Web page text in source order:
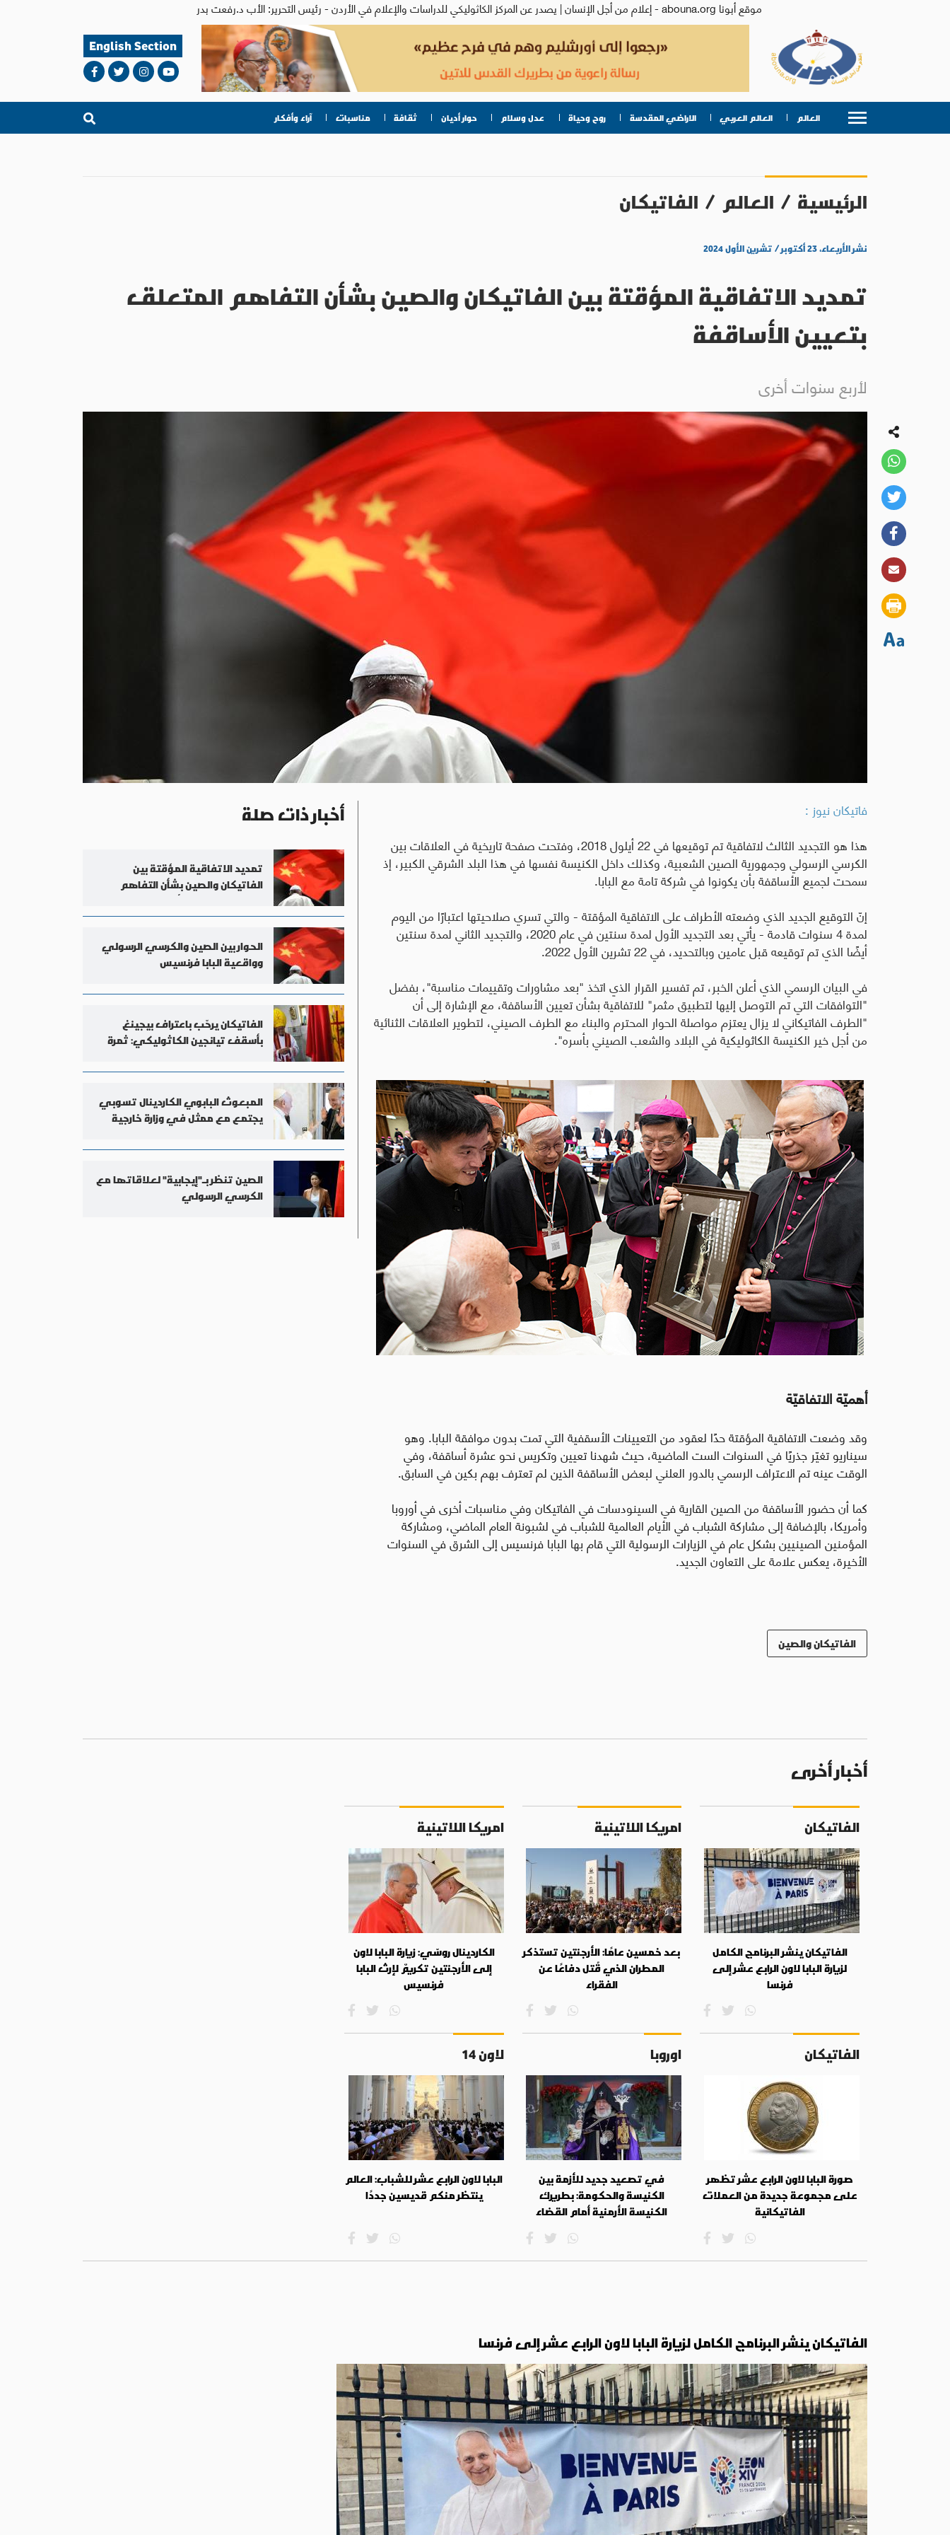
موقع أبونا abouna.org - إعلام من أجل الإنسان | يصدر عن المركز الكاثوليكي للدراسات والإعلام في الأردن - رئيس التحرير: الأب د.رفعت بدر
English Section
العالم العالم العربي الاراضي المقدسة روح وحياة عدل وسلام حوار أديان ثقافة مناسبات آراء وأفكار
الرئيسية / العالم / الفاتيكان
نشر الأربعاء، ٢٣ أكتوبر / تشرين الأول ٢٠٢٤
تمديد الاتفاقية المؤقتة بين الفاتيكان والصين بشأن التفاهم المتعلق
بتعيين الأساقفة
لأربع سنوات أخرى
فاتيكان نيوز :
هذا هو التجديد الثالث لاتفاقية تم توقيعها في 22 أيلول 2018، وفتحت صفحة تاريخية في العلاقات بين
الكرسي الرسولي وجمهورية الصين الشعبية، وكذلك داخل الكنيسة نفسها في هذا البلد الشرقي الكبير، إذ
سمحت لجميع الأساقفة بأن يكونوا في شركة تامة مع البابا.
إنّ التوقيع الجديد الذي وضعته الأطراف على الاتفاقية المؤقتة - والتي تسري صلاحيتها اعتبارًا من اليوم
لمدة 4 سنوات قادمة - يأتي بعد التجديد الأول لمدة سنتين في عام 2020، والتجديد الثاني لمدة سنتين
أيضًا الذي تم توقيعه قبل عامين وبالتحديد، في 22 تشرين الأول 2022.
في البيان الرسمي الذي أعلن الخبر، تم تفسير القرار الذي اتخذ "بعد مشاورات وتقييمات مناسبة"، بفضل
"التوافقات التي تم التوصل إليها لتطبيق مثمر" للاتفاقية بشأن تعيين الأساقفة، مع الإشارة إلى أن
"الطرف الفاتيكاني لا يزال يعتزم مواصلة الحوار المحترم والبناء مع الطرف الصيني، لتطوير العلاقات الثنائية
من أجل خير الكنيسة الكاثوليكية في البلاد والشعب الصيني بأسره".
أهميّة الاتفاقيّة
وقد وضعت الاتفاقية المؤقتة حدًا لعقود من التعيينات الأسقفية التي تمت بدون موافقة البابا. وهو
سيناريو تغيّر جذريًا في السنوات الست الماضية، حيث شهدنا تعيين وتكريس نحو عشرة أساقفة، وفي
الوقت عينه تم الاعتراف الرسمي بالدور العلني لبعض الأساقفة الذين لم تعترف بهم بكين في السابق.
كما أن حضور الأساقفة من الصين القارية في السينودسات في الفاتيكان وفي مناسبات أخرى في أوروبا
وأمريكا، بالإضافة إلى مشاركة الشباب في الأيام العالمية للشباب في لشبونة العام الماضي، ومشاركة
المؤمنين الصينيين بشكل عام في الزيارات الرسولية التي قام بها البابا فرنسيس إلى الشرق في السنوات
الأخيرة، يعكس علامة على التعاون الجديد.
الفاتيكان والصين
أخبار ذات صلة
تمديد الاتفاقية المؤقتة بين
الفاتيكان والصين بشأن التفاهم
المتعلق بتعيين الأساقفة
الحوار بين الصين والكرسي الرسولي
وواقعية البابا فرنسيس
الفاتيكان يرحّب باعتراف بيجينغ
بأسقف تيانجين الكاثوليكي: ثمرة
المبعوث البابوي الكاردينال تسوبي
يجتمع مع ممثل في وزارة خارجية
الصين تنظر بـ"إيجابية" لعلاقاتها مع
الكرسي الرسولي
أخبار أخرى
الفاتيكان
الفاتيكان ينشر البرنامج الكامل
لزيارة البابا لاون الرابع عشر إلى
فرنسا
امريكا اللاتينية
بعد خمسين عامًا: الأرجنتين تستذكر
المطران الذي قُتل دفاعًا عن
الفقراء
امريكا اللاتينية
الكاردينال روسّي: زيارة البابا لاون
إلى الأرجنتين تكريمٌ لإرث البابا
فرنسيس
الفاتيكان
صورة البابا لاون الرابع عشر تظهر
على مجموعة جديدة من العملات
الفاتيكانية
اوروبا
في تصعيد جديد للأزمة بين
الكنيسة والحكومة: بطريرك
الكنيسة الأرمنية أمام القضاء
لاون 14
البابا لاون الرابع عشر للشباب: العالم
ينتظر منكم قديسين جددًا
الفاتيكان ينشر البرنامج الكامل لزيارة البابا لاون الرابع عشر إلى فرنسا